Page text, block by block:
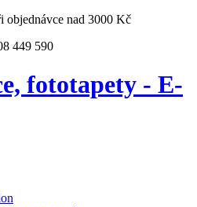
objednávce nad 3000 Kč
449 590
fototapety - E-